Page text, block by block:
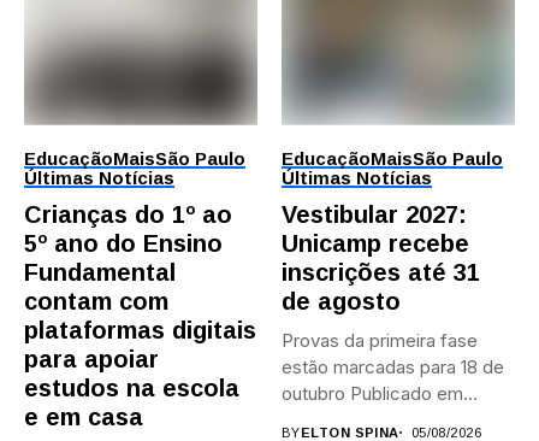
EducaçãoMaisSão Paulo
Últimas Notícias
Crianças do 1º ao
5º ano do Ensino
Fundamental
contam com
plataformas digitais
para apoiar
estudos na escola
e em casa
EducaçãoMaisSão Paulo
Últimas Notícias
Vestibular 2027:
Unicamp recebe
inscrições até 31
de agosto
Provas da primeira fase
estão marcadas para 18 de
outubro Publicado em...
BYELTON SPINA 05/08/2026